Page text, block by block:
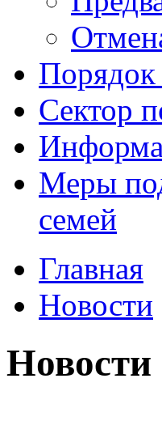
Сектор
Меры
семей
Главная
Новости
Новости